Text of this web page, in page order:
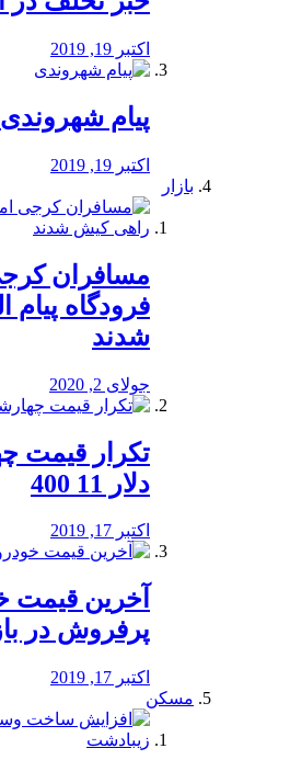
اکتبر 19, 2019
پیام شهروندی
اکتبر 19, 2019
بازار
مسافران
فرودگاه
شدند
جولای 2, 2020
تکرار قیمت
دلار 11 400
اکتبر 17, 2019
آخرین قیمت
پرفروش در
اکتبر 17, 2019
مسکن